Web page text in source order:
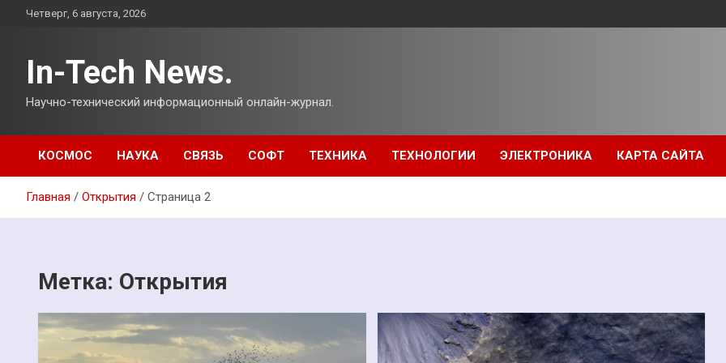
ПерейтиЧетверг, 6 августа, 2026
In-Tech News.
Научно-технический информационный онлайн-журнал.
КОСМОС НАУКА СВЯЗЬ СОФТ ТЕХНИКА ТЕХНОЛОГИИ ЭЛЕКТРОНИКА КАРТА САЙТА
Главная Открытия Страница 2
Метка: Открытия